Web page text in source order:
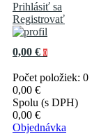
Prihlásiť sa
Registrovať
0,00 € 0
Počet položiek: 0
0,00 €
Spolu (s DPH)
0,00 €
Objednávka